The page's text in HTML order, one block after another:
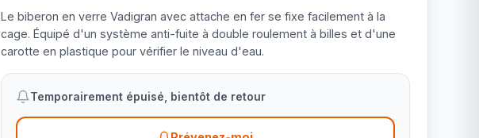
Le biberon en verre Vadigran avec attache en fer se fixe facilement à la
cage. Équipé d'un système anti-fuite à double roulement à billes et d'une
carotte en plastique pour vérifier le niveau d'eau.
Temporairement épuisé, bientôt de retour